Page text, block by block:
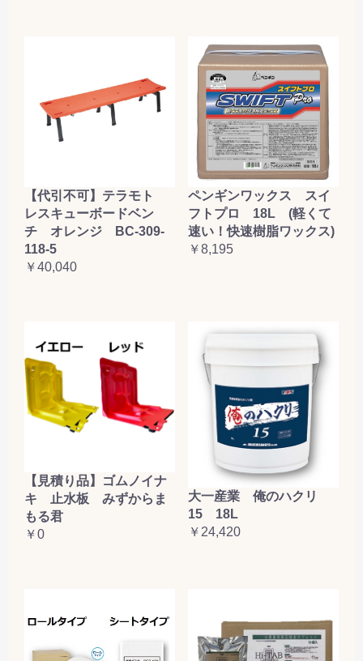
【代引不可】テラモト
レスキューボードベン
チ オレンジ BC-309-
118-5
￥40,040
ペンギンワックス スイ
フトプロ 18L (軽くて
速い！快速樹脂ワックス)
￥8,195
【見積り品】ゴムノイナ
キ 止水板 みずからま
もる君
￥0
大一産業 俺のハクリ
15 18L
￥24,420